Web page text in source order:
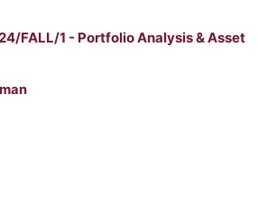
FALL/1 - Portfolio Analysis & Asset